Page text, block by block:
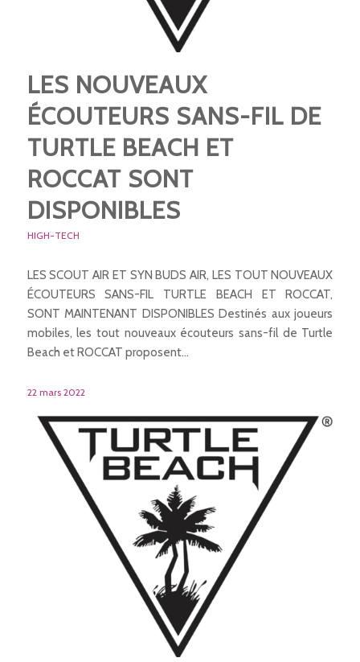
LES NOUVEAUX
ÉCOUTEURS SANS-FIL DE
TURTLE BEACH ET
ROCCAT SONT
DISPONIBLES
HIGH-TECH
LES SCOUT AIR ET SYN BUDS AIR, LES TOUT NOUVEAUX
ÉCOUTEURS SANS-FIL TURTLE BEACH ET ROCCAT,
SONT MAINTENANT DISPONIBLES Destinés aux joueurs
mobiles, les tout nouveaux écouteurs sans-fil de Turtle
Beach et ROCCAT proposent…
22 mars 2022